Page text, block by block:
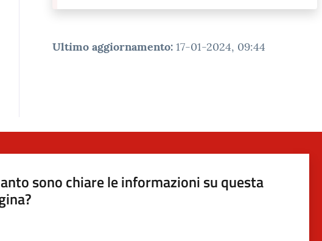
Ultimo aggiornamento: 17-01-2024, 09:44
sono chiare le informazioni su questa